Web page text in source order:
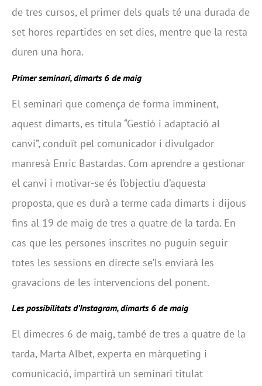
de tres cursos, el primer dels quals té una durada de
set hores repartides en set dies, mentre que la resta
duren una hora.
Primer seminari, dimarts 6 de maig
El seminari que comença de forma imminent,
aquest dimarts, es titula “Gestió i adaptació al
canvi”, conduït pel comunicador i divulgador
manresà Enric Bastardas. Com aprendre a gestionar
el canvi i motivar-se és l’objectiu d’aquesta
proposta, que es durà a terme cada dimarts i dijous
fins al 19 de maig de tres a quatre de la tarda. En
cas que les persones inscrites no puguin seguir
totes les sessions en directe se’ls enviarà les
gravacions de les intervencions del ponent.
Les possibilitats d’Instagram, dimarts 6 de maig
El dimecres 6 de maig, també de tres a quatre de la
tarda, Marta Albet, experta en màrqueting i
comunicació, impartirà un seminari titulat